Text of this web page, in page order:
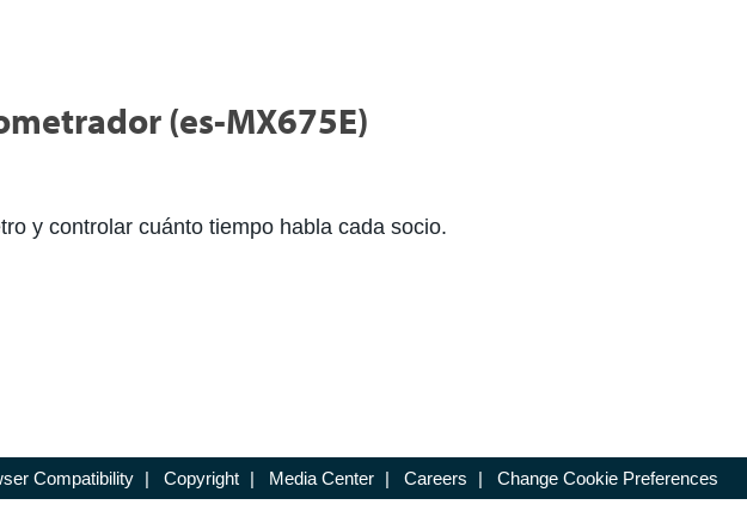
(es-MX675E)
y controlar cuánto tiempo habla cada socio.
Compatibility | Copyright | Media Center | Careers | Change Cookie Preferences